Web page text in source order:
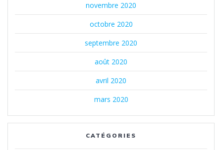
novembre 2020
octobre 2020
septembre 2020
août 2020
avril 2020
mars 2020
CATÉGORIES